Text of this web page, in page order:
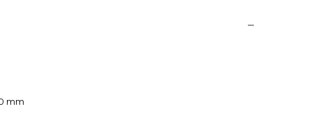
mm